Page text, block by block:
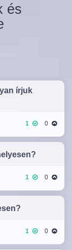
és
írjuk
1 0
1 0
1 0